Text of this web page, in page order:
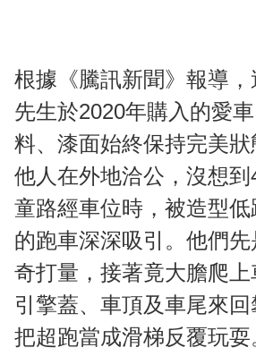
根據《騰訊新聞》報導
先生於2020年購入的愛
料、漆面始終保持完美狀
他人在外地洽公，沒想
童路經車位時，被造型
的跑車深深吸引。他們
奇打量，接著竟大膽爬
引擎蓋、車頂及車尾來回
把超跑當成滑梯反覆玩